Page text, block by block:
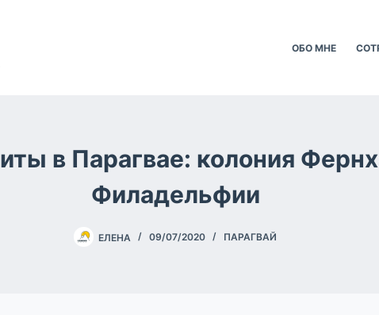
ОБО МНЕ
в Парагвае: колония
Филадельфии
ЕЛЕНА 09/07/2020 ПАРАГВАЙ